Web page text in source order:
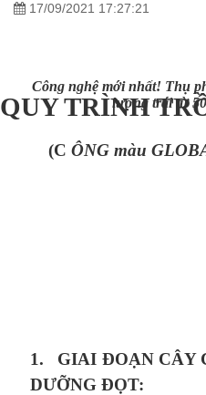
17/09/2021 17:27:21
Công nghệ mới nhất! Thụ
lượng trái từ
QUY TRÌNH
(CÔNG màu
1.
GIAI ĐOẠN CÂY
DƯỠNG ĐỌT: